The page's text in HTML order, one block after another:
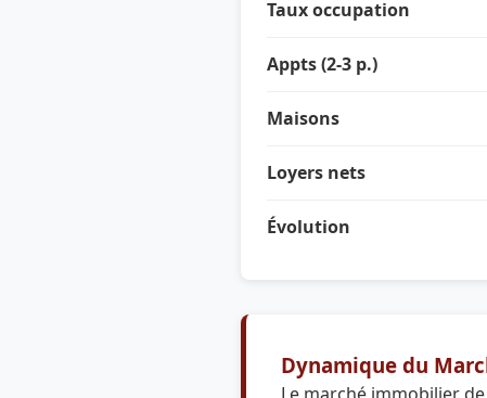
Taux occupation
Appts (2-3 p.)
Maisons
Loyers nets
Évolution
Dynamique du